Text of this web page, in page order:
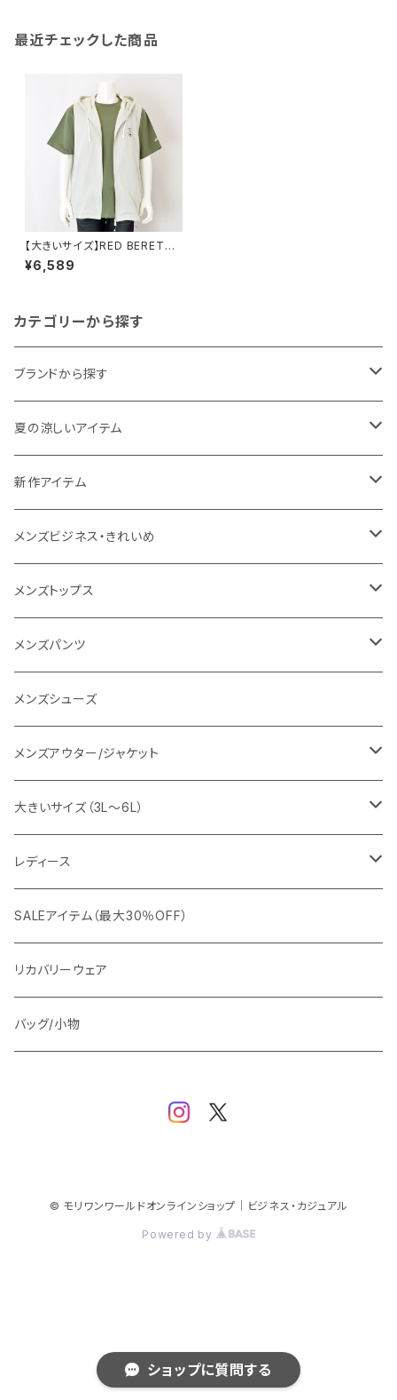
ショップに質問する
最近チェックした商品
【大きいサイズ】RED BERETS
｜吸水速乾ダンボールマリンベ
スト｜レッドベレー rb63-450
¥6,589
カテゴリーから探す
ブランドから探す
THE NORTH FACE
NANGA
1PIU1UGUALE3 RELAX
go slow caravan
SY32 by SWEET YEARS
URBAN SQUARE
EDWIN
snow peak
G-stage
TETEHOMME
TAION
夏の涼しいアイテム
メンズ
レディース
新作アイテム
メンズ
レディース
メンズビジネス・きれいめ
スーツ
カジュアルセットアップ
スラックス
ワイシャツ
シューズ
フォーマル
Tシャツ/ポロシャツ
メンズトップス
Tシャツ/カットソー
シャツ/ポロシャツ
パーカー/スウェット
ニット
メンズパンツ
デニムパンツ
イージーパンツ
スラックス
メンズシューズ
メンズアウター/ジャケット
ジャケット
カジュアルジャケット
ビジネスジャケット
ブルゾン
コート
マウンテンパーカー/アウトドア
ダウン / 中綿アウター
大きいサイズ（3L～6L）
ビジネス
セットアップ
ワイシャツ
カジュアル
ニット/Tシャツ/カットソー
スウェット/パーカー
アウター
レディース
アウター
トップス（ブラウス/カットソー）
ジャケット
SALEアイテム（最大30％OFF）
リカバリーウェア
バッグ/小物
© モリワンワールドオンラインショップ｜ビジネス・カジュアル
Powered by